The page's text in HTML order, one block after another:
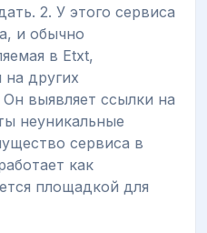
2. У этого сервиса
и обычно
в Etxt,
других
выявляет ссылки на
неуникальные
сервиса в
как
площадкой для